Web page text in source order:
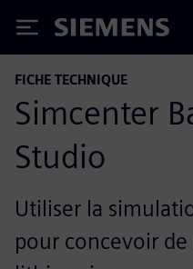
Siemens
FICHE TECHNIQUE
Simcenter
Studio
Utiliser la
pour concevoir